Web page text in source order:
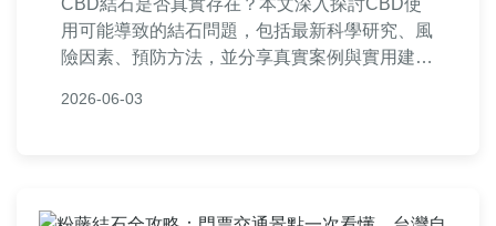
CBD結石是否真實存在？本文深入探討CBD使
用可能導致的結石問題，包括最新科學研究、風
險因素、預防方法，並分享真實案例與實用建
慮。
2026-06-03